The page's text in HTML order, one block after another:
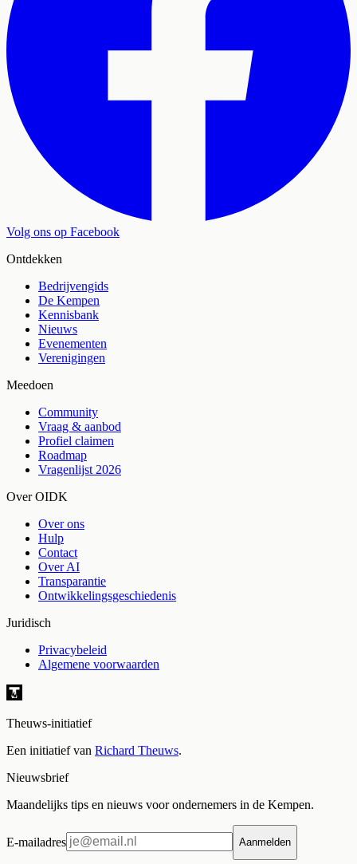
Volg ons op Facebook
Ontdekken
Bedrijvengids
De Kempen
Kennisbank
Nieuws
Evenementen
Verenigingen
Meedoen
Community
Vraag & aanbod
Profiel claimen
Roadmap
Vragenlijst 2026
Over OIDK
Over ons
Hulp
Contact
Over AI
Transparantie
Ontwikkelingsgeschiedenis
Juridisch
Privacybeleid
Algemene voorwaarden
Theuws-initiatief
Een initiatief van Richard Theuws.
Nieuwsbrief
Maandelijks tips en nieuws voor ondernemers in de Kempen.
E-mailadres Aanmelden